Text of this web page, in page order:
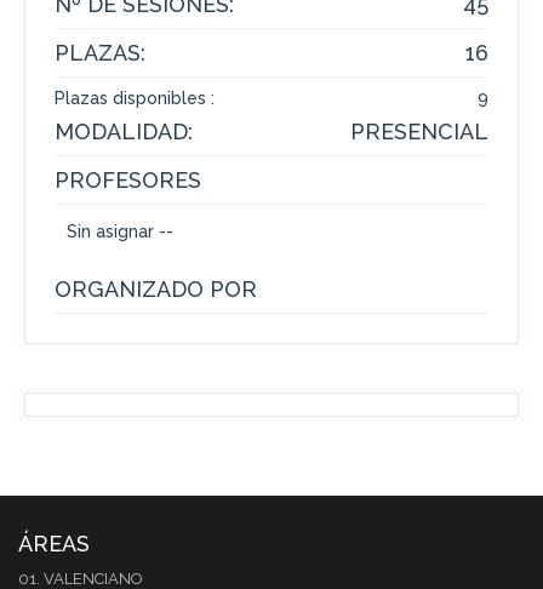
PLAZAS:
16
Plazas disponibles : 9
MODALIDAD:
PRESENCIAL
PROFESORES
Sin asignar --
ORGANIZADO POR
ÁREAS
01. VALENCIANO